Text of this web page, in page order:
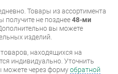
Товары из ассортимента
получите не позднее48-ми
вы можете
изделий.
находящихся на
индивидуально. Уточнить
можете через формуобратной